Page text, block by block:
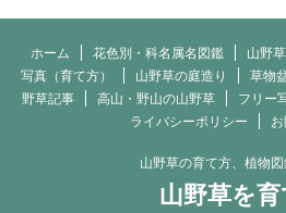
ホーム 花色別・科名属名図鑑 山野
写真（育て方）
山野草の庭造り 草物
野草記事
高山・野山の山野草 フリー
ライバシーポリシー
山野草の育て方、植物図
山野草を育